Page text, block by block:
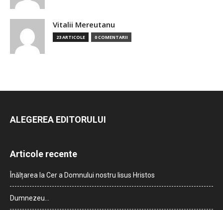
Vitalii Mereutanu
23 ARTICOLE 0 COMENTARII
ALEGEREA EDITORULUI
Articole recente
Înălțarea la Cer a Domnului nostru Iisus Hristos
Dumnezeu…